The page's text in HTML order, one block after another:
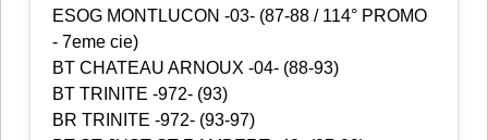
ESOG MONTLUCON -03- (87-88 / 114° PROMO
- 7eme cie)
BT CHATEAU ARNOUX -04- (88-93)
BT TRINITE -972- (93)
BR TRINITE -972- (93-97)